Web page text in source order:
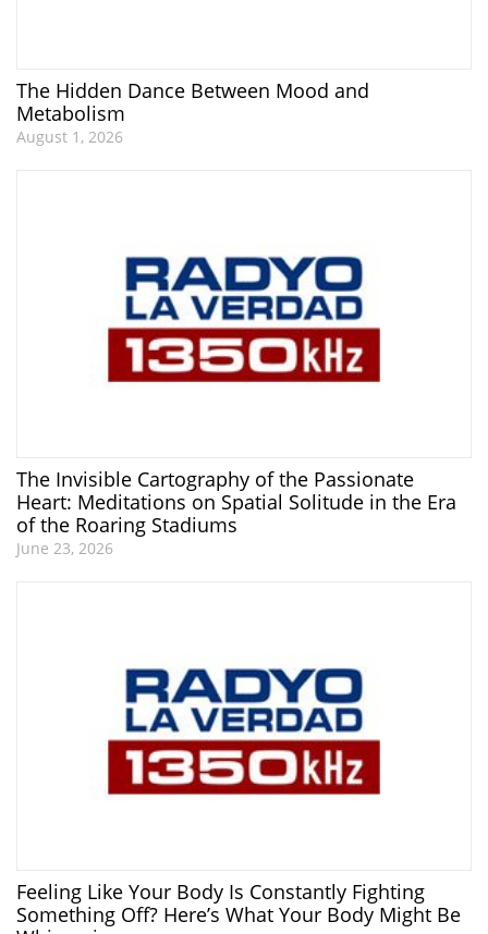
The Hidden Dance Between Mood and
Metabolism
August 1, 2026
The Invisible Cartography of the Passionate
Heart: Meditations on Spatial Solitude in the Era
of the Roaring Stadiums
June 23, 2026
Feeling Like Your Body Is Constantly Fighting
Something Off? Here’s What Your Body Might Be